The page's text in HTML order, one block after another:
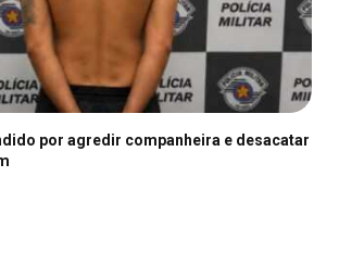
por agredir companheira e desacatar